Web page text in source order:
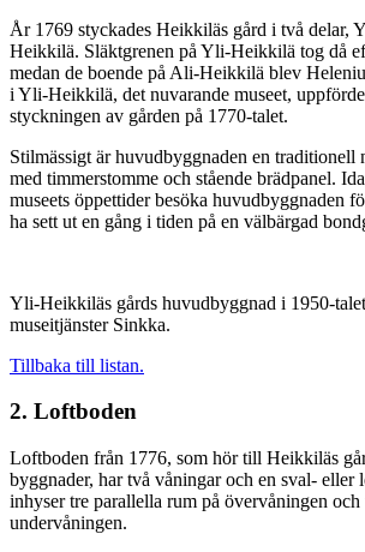
År 1769 styckades Heikkiläs gård i två delar,
Heikkilä. Släktgrenen på Yli-Heikkilä tog då
medan de boende på Ali-Heikkilä blev
i Yli-Heikkilä, det nuvarande museet,
styckningen av gården på 1770-talet.
Stilmässigt är huvudbyggnaden en traditionell
med timmerstomme och stående brädpanel.
museets öppettider besöka huvudbyggnaden
ha sett ut en gång i tiden på en välbärgad
Yli-Heikkiläs gårds huvudbyggnad i 1950-
museitjänster Sinkka.
Tillbaka till listan.
2. Loftboden
Loftboden från 1776, som hör till Heikkiläs
byggnader, har två våningar och en sval- eller
inhyser tre parallella rum på övervåningen och
undervåningen.